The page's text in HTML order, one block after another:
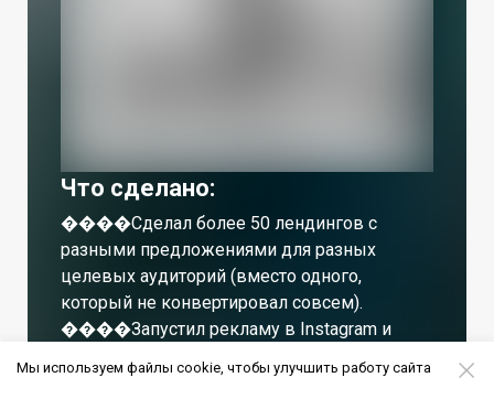
Что сделано:
����Сделал более 50 лендингов с
разными предложениями для разных
целевых аудиторий (вместо одного,
который не конвертировал совсем).
����Запустил рекламу в Instagram и
����Собрал WhatsApp чат-бота, который
Мы используем файлы cookie, чтобы улучшить работу сайта